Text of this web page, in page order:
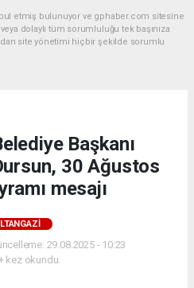
etmiş bulunuyor ve gphaber.com sitesine
dolaylı tüm sorumluluğu tek başınıza
site yönetimi hiçbir şekilde sorumlu
Başkanı
30 Ağustos
mesajı
29.08.2025 - 10:23
kez okundu.